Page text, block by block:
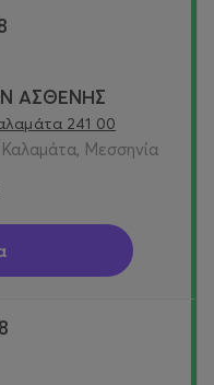
ΑΣΘΕΝΗΣ
241 00
Μεσσηνία